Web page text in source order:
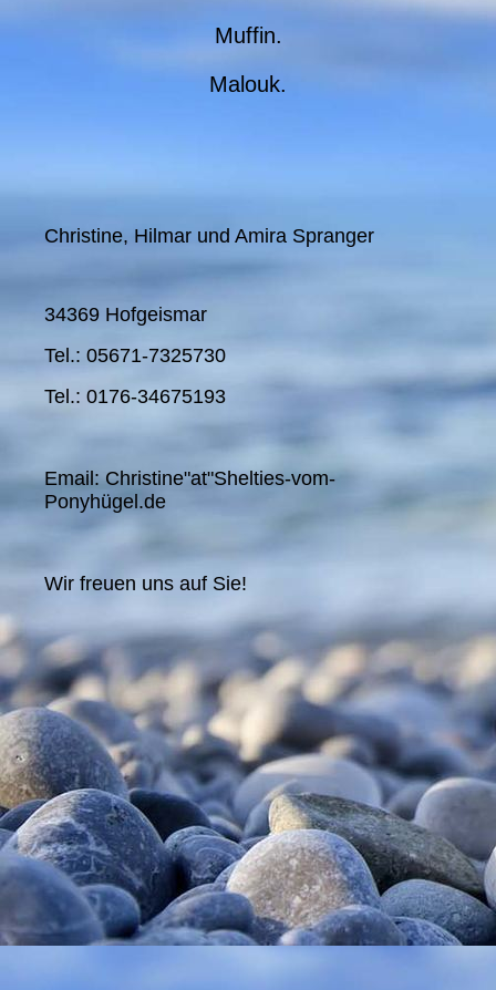
Muffin.
Malouk.
Christine, Hilmar und Amira Spranger
34369 Hofgeismar
Tel.: 05671-7325730
Tel.: 0176-34675193
Email: Christine"at"Shelties-vom-
Ponyhügel.de
Wir freuen uns auf Sie!